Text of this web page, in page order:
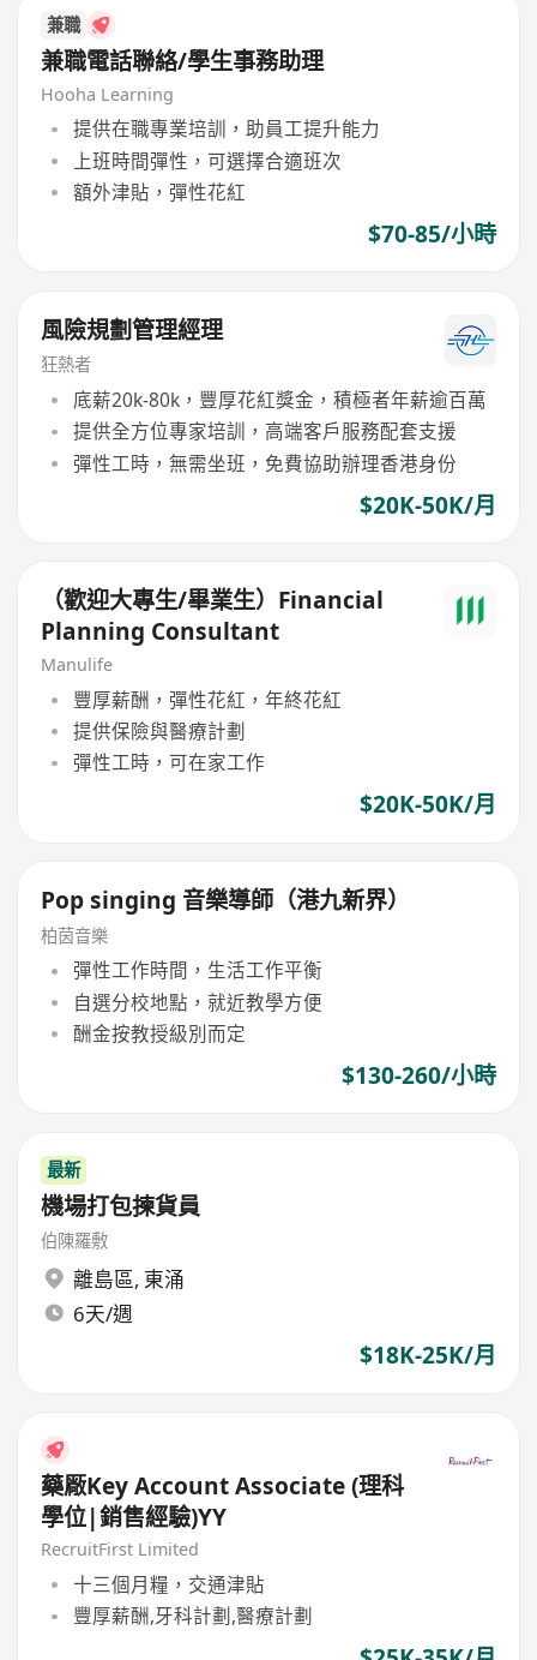
兼職
兼職電話聯絡/學生事務助理
Hooha Learning
提供在職專業培訓，助員工提升能力
上班時間彈性，可選擇合適班次
額外津貼，彈性花紅
$70-85/小時
風險規劃管理經理
狂熱者
底薪20k-80k，豐厚花紅獎金，積極者年薪逾百萬
提供全方位專家培訓，高端客戶服務配套支援
彈性工時，無需坐班，免費協助辦理香港身份
$20K-50K/月
（歡迎大專生/畢業生）Financial
Planning Consultant
Manulife
豐厚薪酬，彈性花紅，年終花紅
提供保險與醫療計劃
彈性工時，可在家工作
$20K-50K/月
Pop singing 音樂導師（港九新界）
柏茵音樂
彈性工作時間，生活工作平衡
自選分校地點，就近教學方便
酬金按教授級別而定
$130-260/小時
最新
機場打包揀貨員
伯陳羅敷
離島區, 東涌
6天/週
$18K-25K/月
藥厰Key Account Associate (理科
學位|銷售經驗)YY
RecruitFirst Limited
十三個月糧，交通津貼
豐厚薪酬,牙科計劃,醫療計劃